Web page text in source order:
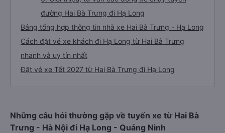
đường Hai Bà Trưng đi Hạ Long
Bảng tổng hợp thông tin nhà xe Hai Bà Trưng - Hạ Long
Cách đặt vé xe khách đi Hạ Long từ Hai Bà Trưng
nhanh và uy tín nhất
Đặt vé xe Tết 2027 từ Hai Bà Trưng đi Hạ Long
Những câu hỏi thường gặp về tuyến xe từ Hai Bà
Trưng - Hà Nội đi Hạ Long - Quảng Ninh